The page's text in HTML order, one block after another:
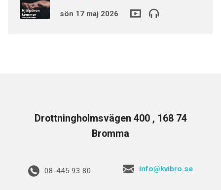
sön 17 maj 2026
Drottningholmsvägen 400 , 168 74
Bromma
08-445 93 80 info@kvibro.se